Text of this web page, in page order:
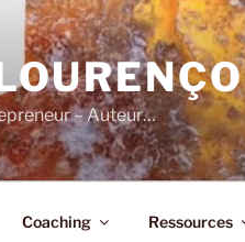
– Auteur…
Coaching Ressources